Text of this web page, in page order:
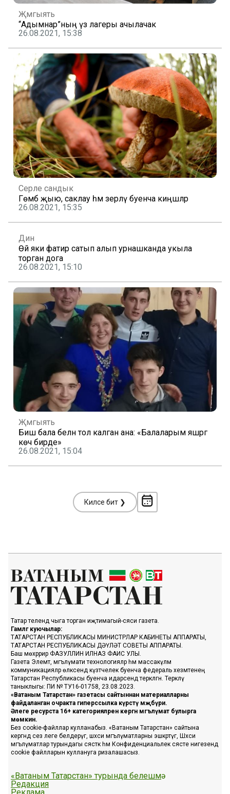
Җәмгыять
“Адымнар”ның үз лагеры ачылачак
26.08.2021, 15:38
Серле сандык
Гөмбә җыю, саклау һәм әзерләү буенча киңәшләр
26.08.2021, 15:35
Дин
Өй яки фатир сатып алып урнашканда укыла
торган дога
26.08.2021, 15:10
Җәмгыять
Биш бала белән тол калган ана: «Балаларым яшәргә
көч бирде»
26.08.2021, 15:04
Киләсе бит ❯
Татар телендә чыга торган иҗтимагый-сәяси газета.
Гамәлгә куючылар:
ТАТАРСТАН РЕСПУБЛИКАСЫ МИНИСТРЛАР КАБИНЕТЫ АППАРАТЫ,
ТАТАРСТАН РЕСПУБЛИКАСЫ ДӘҮЛӘТ СОВЕТЫ АППАРАТЫ.
Баш мөхәррир ФАЗУЛЛИН ИЛНАЗ ФАИС УЛЫ.
Газета Элемтә, мәгълүмати технологияләр һәм массакүләм
коммуникацияләр өлкәсендә күзәтчелек буенча федераль хезмәтенең
Татарстан Республикасы буенча идарәсендә теркәлгән. Теркәлү
таныклыгы: ПИ № ТУ16-01758, 23.08.2023.
«Ватаным Татарстан» газетасы сайтыннан материалларны
файдаланган очракта гиперссылка күрсәтү мәҗбүри.
Әлеге ресурста 16+ категорияләренә кергән мәгълүмат булырга
мөмкин.
Без cookie-файллар кулланабыз. «Ватаным Татарстан» сайтына
кергәндә сез әлеге белдерүгә, шәхси мәгълүматларны эшкәртүгә, Шәхси
мәгълүматлар турындагы сәясәткә һәм Конфиденциальлек сәясәте нигезендә
cookie файлларын куллануга ризалашасыз.
«Ватаным Татарстан» турында белешмә
Редакция